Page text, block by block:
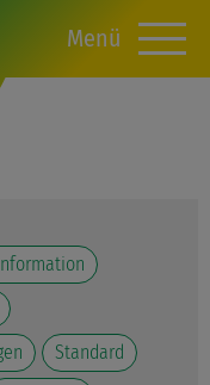
Standard
Menü